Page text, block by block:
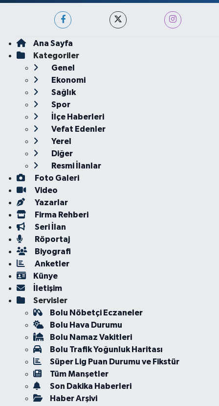
Ana Sayfa
Kategoriler
Genel
Ekonomi
Sağlık
Spor
İlçe Haberleri
Vefat Edenler
Yerel
Diğer
Resmi İlanlar
Foto Galeri
Video
Yazarlar
Firma Rehberi
Seri İlan
Röportaj
Biyografi
Anketler
Künye
İletişim
Servisler
Bolu Nöbetçi Eczaneler
Bolu Hava Durumu
Bolu Namaz Vakitleri
Bolu Trafik Yoğunluk Haritası
Süper Lig Puan Durumu ve Fikstür
Tüm Manşetler
Son Dakika Haberleri
Haber Arşivi